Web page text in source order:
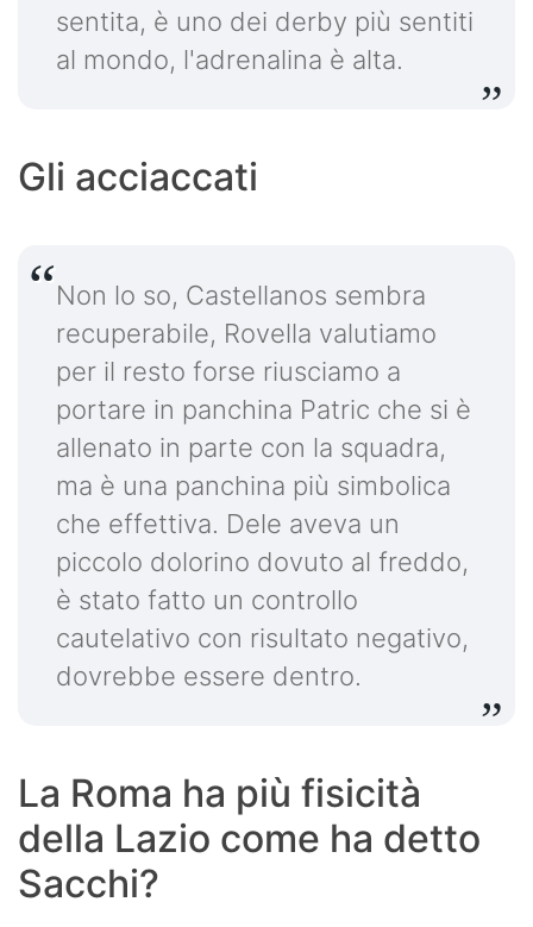
sentita, è uno dei derby più sentiti
al mondo, l'adrenalina è alta.
Gli acciaccati
Non lo so, Castellanos sembra
recuperabile, Rovella valutiamo
per il resto forse riusciamo a
portare in panchina Patric che si è
allenato in parte con la squadra,
ma è una panchina più simbolica
che effettiva. Dele aveva un
piccolo dolorino dovuto al freddo,
è stato fatto un controllo
cautelativo con risultato negativo,
dovrebbe essere dentro.
La Roma ha più fisicità
della Lazio come ha detto
Sacchi?